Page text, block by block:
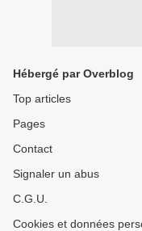
Hébergé par Overblog
Top articles
Pages
Contact
Signaler un abus
C.G.U.
Cookies et données